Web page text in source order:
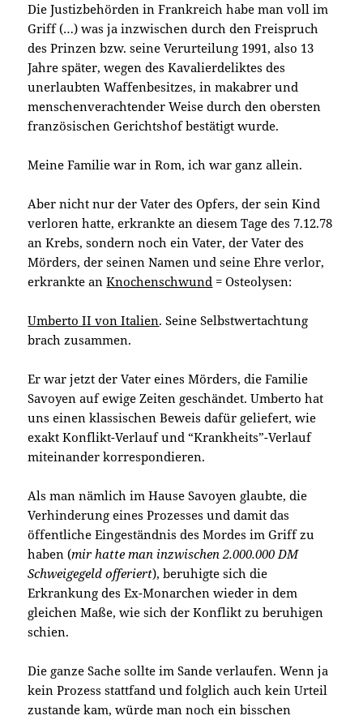
Die Justizbehörden in Frankreich habe man voll im
Griff (…) was ja inzwischen durch den Freispruch
des Prinzen bzw. seine Verurteilung 1991, also 13
Jahre später, wegen des Kavalierdeliktes des
unerlaubten Waffenbesitzes, in makabrer und
menschenverachtender Weise durch den obersten
französischen Gerichtshof bestätigt wurde.
Meine Familie war in Rom, ich war ganz allein.
Aber nicht nur der Vater des Opfers, der sein Kind
verloren hatte, erkrankte an diesem Tage des 7.12.78
an Krebs, sondern noch ein Vater, der Vater des
Mörders, der seinen Namen und seine Ehre verlor,
erkrankte anKnochenschwund = Osteolysen:
Umberto II von Italien. Seine Selbstwertachtung
brach zusammen.
Er war jetzt der Vater eines Mörders, die Familie
Savoyen auf ewige Zeiten geschändet. Umberto hat
uns einen klassischen Beweis dafür geliefert, wie
exakt Konflikt-Verlauf und “Krankheits”-Verlauf
miteinander korrespondieren.
Als man nämlich im Hause Savoyen glaubte, die
Verhinderung eines Prozesses und damit das
öffentliche Eingeständnis des Mordes im Griff zu
haben (mir hatte man inzwischen 2.000.000 DM
Schweigegeld offeriert), beruhigte sich die
Erkrankung des Ex-Monarchen wieder in dem
gleichen Maße, wie sich der Konflikt zu beruhigen
schien.
Die ganze Sache sollte im Sande verlaufen. Wenn ja
kein Prozess stattfand und folglich auch kein Urteil
zustande kam, würde man noch ein bisschen